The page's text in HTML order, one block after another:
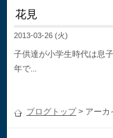
花見
2013-03-26 (火)
子供達が小学生時代は息
年で...
ブログトップ> アーカ